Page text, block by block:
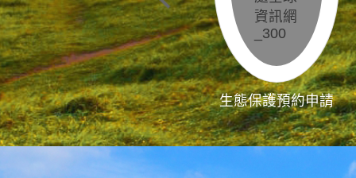
生態保護預約申請